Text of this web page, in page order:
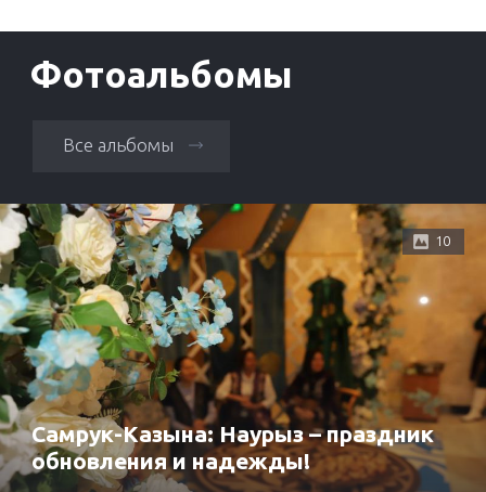
Фотоальбомы
Все альбомы
10
Самрук-Казына: Наурыз – праздник
обновления и надежды!